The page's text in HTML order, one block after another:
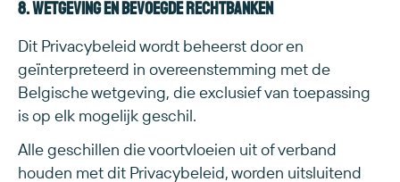
8. Wetgeving en bevoegde rechtbanken
Dit Privacybeleid wordt beheerst door en
geïnterpreteerd in overeenstemming met de
Belgische wetgeving, die exclusief van toepassing
is op elk mogelijk geschil.
Alle geschillen die voortvloeien uit of verband
houden met dit Privacybeleid, worden uitsluitend